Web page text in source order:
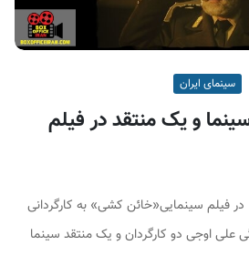
سینمای ایران
و یک منتقد در فیلم
در فیلم سینمایی«خائن کشی» به کارگردانی
علی اوجی دو کارگردان و یک منتقد سینما